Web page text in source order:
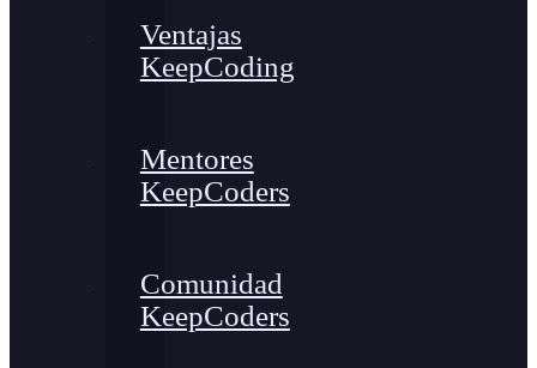
Ventajas
KeepCoding
Mentores
KeepCoders
Comunidad
KeepCoders